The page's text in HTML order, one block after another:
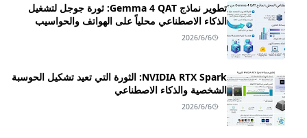
تطوير نماذج Gemma 4 QAT: ثورة جوجل لتشغيل
الذكاء الاصطناعي محلياً على الهواتف والحواسيب
2026/6/6
NVIDIA RTX Spark: الثورة التي تعيد تشكيل الحوسبة
الشخصية والذكاء الاصطناعي
2026/6/6